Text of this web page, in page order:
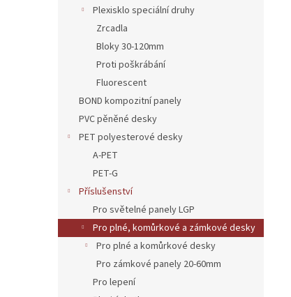
Plexisklo speciální druhy
Zrcadla
Bloky 30-120mm
Proti poškrábání
Fluorescent
BOND kompozitní panely
PVC pěněné desky
PET polyesterové desky
A-PET
PET-G
Příslušenství
Pro světelné panely LGP
Pro plné, komůrkové a zámkové desky
Pro plné a komůrkové desky
Pro zámkové panely 20-60mm
Pro lepení